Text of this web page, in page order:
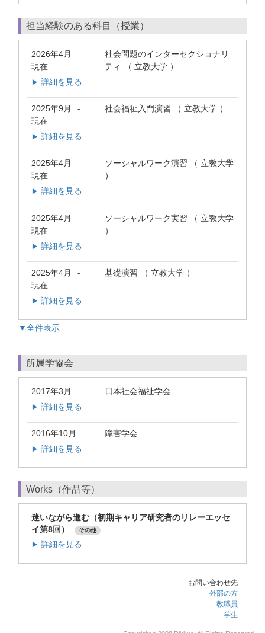
担当経験のある科目（授業）
2026年4月 -
現在
社会問題のインターセクショナリ
ティ （ 立教大学 ）
▶ 詳細を見る
2025年9月 -
現在
社会福祉入門演習 （ 立教大学 ）
▶ 詳細を見る
2025年4月 -
現在
ソーシャルワーク演習 （ 立教大学
）
▶ 詳細を見る
2025年4月 -
現在
ソーシャルワーク実習 （ 立教大学
）
▶ 詳細を見る
2025年4月 -
現在
基礎演習 （ 立教大学 ）
▶ 詳細を見る
▼全件表示
所属学協会
2017年3月 日本社会福祉学会
▶ 詳細を見る
2016年10月 障害学会
▶ 詳細を見る
Works（作品等）
迷いながら進む（初期キャリア研究者のリレーエッセ
イ第8回）
その他
▶ 詳細を見る
お問い合わせ先
外部の方
教職員
学生